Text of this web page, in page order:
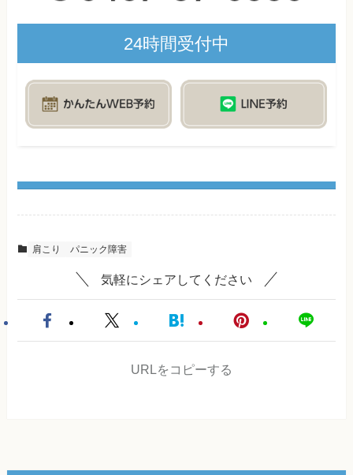
24時間受付中
肩こり パニック障害
気軽にシェアしてください
URLをコピーする